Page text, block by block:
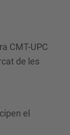
CMT-UPC
de les
el